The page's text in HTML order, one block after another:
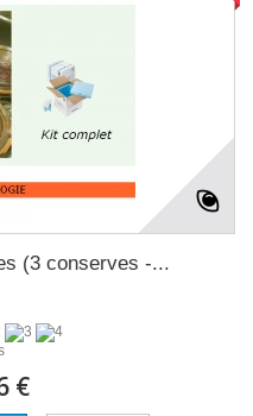
(3 conserves -...
€